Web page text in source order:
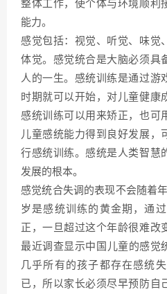
整体工作，使个体与环境顺利
能力。
感觉包括：视觉、听觉、味觉
体觉。感觉统合是大脑必须具
人的一生。感统训练是通过游
时期就可以开始，对儿童健康
感统训练可以用来矫正，也可
儿童感统能力得到良好发展，
行感统训练。感统是人类智慧
发展的根本。
感觉统合失调的表现不会随着
岁是感统训练的黄金期，通
正，一旦超过这个年龄很难改
最近调查显示中国儿童的感觉
几乎所有的孩子都存在感统
已，所以家长必须尽早预防自